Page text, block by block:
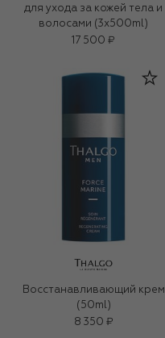
для ухода за кожей тела и
волосами (3x500ml)
17 500 ₽
Восстанавливающий крем
(50ml)
8 350 ₽